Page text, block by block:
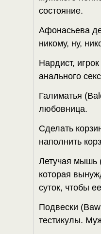
состояние.
Афонасьева
никому, ну,
Нардист,
анального
Галиматья
любовница.
Сделать
наполнить
Летучая мышь
которая
суток, чтобы
Подвески
тестикулы.